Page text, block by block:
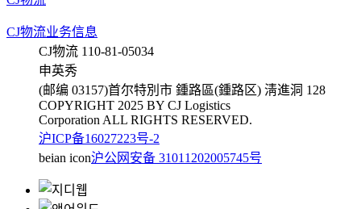
CJ物流业务信息
CJ物流 110-81-05034
申英秀
(邮编 03157)首尔特別市 鍾路區(鍾路区) 淸進洞 128
COPYRIGHT 2025 BY CJ Logistics
Corporation ALL RIGHTS RESERVED.
沪ICP备16027223号-2
beian icon沪公网安备 31011202005745号